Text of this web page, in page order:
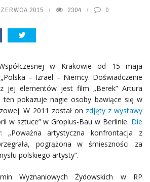
2015 2304 0
w Krakowie od 15 maja
– Izrael – Niemcy. Doświadczenie
z jej elementów jest film „Berek” Artura
ten pokazuje nagie osoby bawiące się w
W 2011 został on zdjęty z wystawy
w sztuce” w Gropius-Bau w Berlinie. Die
„Poważna artystyczna konfrontacja z
pogrążona w śmieszności za
polskiego artysty”.
Wyznaniowych Żydowskich w RP